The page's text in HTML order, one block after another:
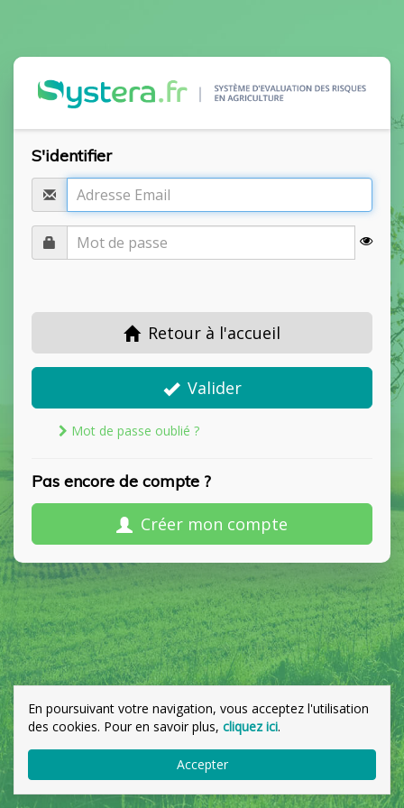
S'identifier
Retour à l'accueil
Valider
Mot de passe oublié ?
Pas encore de compte ?
Créer mon compte
En poursuivant votre navigation, vous acceptez l'utilisation
des cookies. Pour en savoir plus, cliquez ici.
Accepter